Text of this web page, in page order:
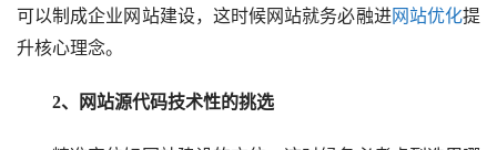
可以制成企业网站建设，这时候网站就务必融进 网站优化提
升核心理念。
2、网站源代码技术性的挑选